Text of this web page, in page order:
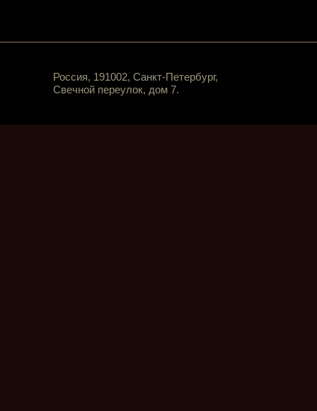
Россия, 191002, Санкт-Петербург,
Свечной переулок, дом 7.